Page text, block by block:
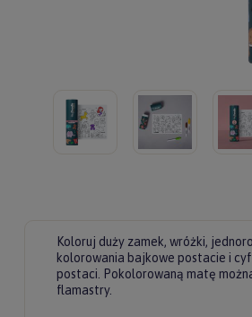
Koloruj duży zamek, wróżki,
kolorowania bajkowe postacie i
postaci. Pokolorowaną matę
flamastry.